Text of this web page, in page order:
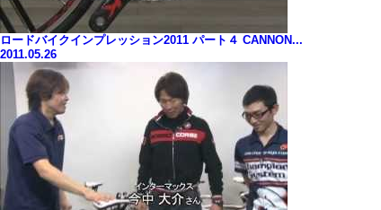
ロードバイクインプレッション2011 パート４ CANNON...
2011.05.26